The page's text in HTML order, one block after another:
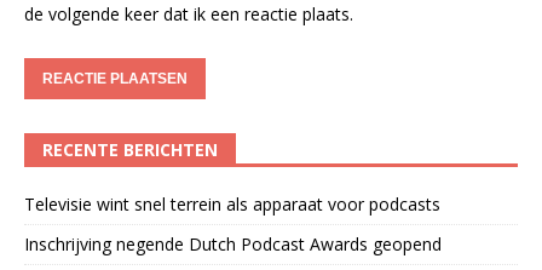
de volgende keer dat ik een reactie plaats.
RECENTE BERICHTEN
Televisie wint snel terrein als apparaat voor podcasts
Inschrijving negende Dutch Podcast Awards geopend